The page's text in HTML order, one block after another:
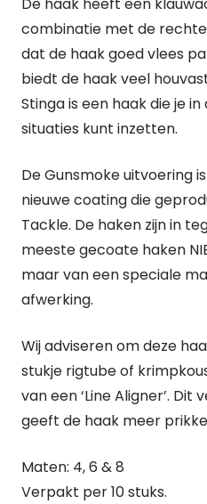
quantity
combinatie met de
dat de haak goed vlees
biedt de haak veel
Stinga is een haak die je
situaties kunt inzetten.
De Gunsmoke uitvoering
nieuwe coating die
Tackle. De haken zijn in
meeste gecoate haken
maar van een speciale
afwerking.
Wij adviseren om deze
stukje rigtube of
van een ‘Line Aligner’.
geeft de haak meer
Maten: 4, 6 & 8
Verpakt per 10 stuks.